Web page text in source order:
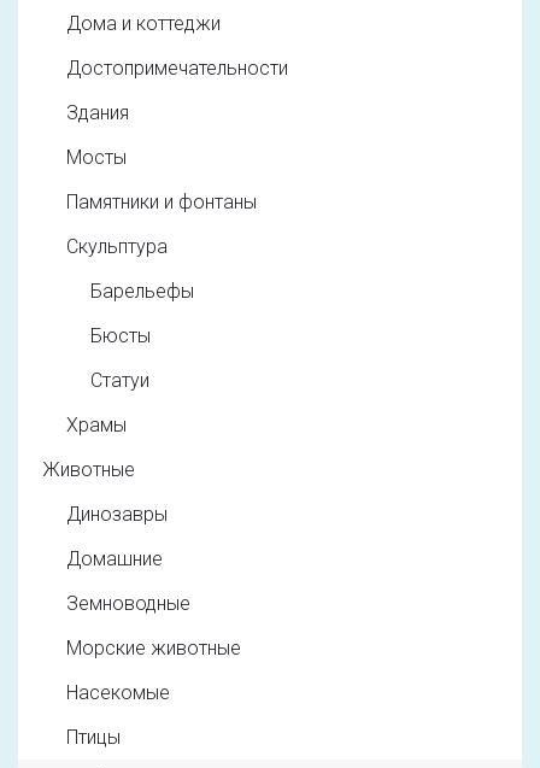
Дома и коттеджи
Достопримечательности
Здания
Мосты
Памятники и фонтаны
Скульптура
Барельефы
Бюсты
Статуи
Храмы
Животные
Динозавры
Домашние
Земноводные
Морские животные
Насекомые
Птицы